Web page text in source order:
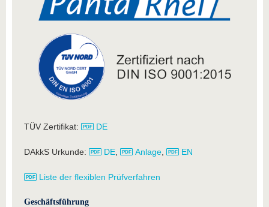
TÜV Zertifikat: DE
DAkkS Urkunde: DE Anlage EN
Liste der flexiblen Prüfverfahren
Geschäftsführung